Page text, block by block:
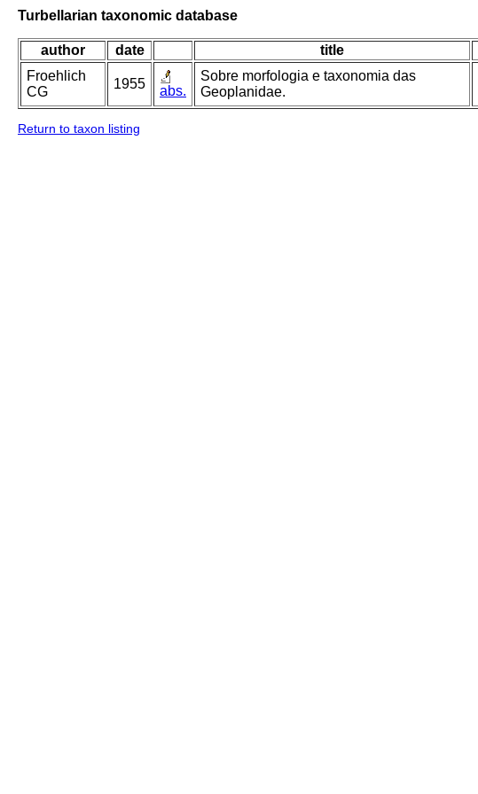
Turbellarian taxonomic database
author date title
Froehlich
CG
1955 abs.
Sobre morfologia e taxonomia das
Geoplanidae.
Return to taxon listing